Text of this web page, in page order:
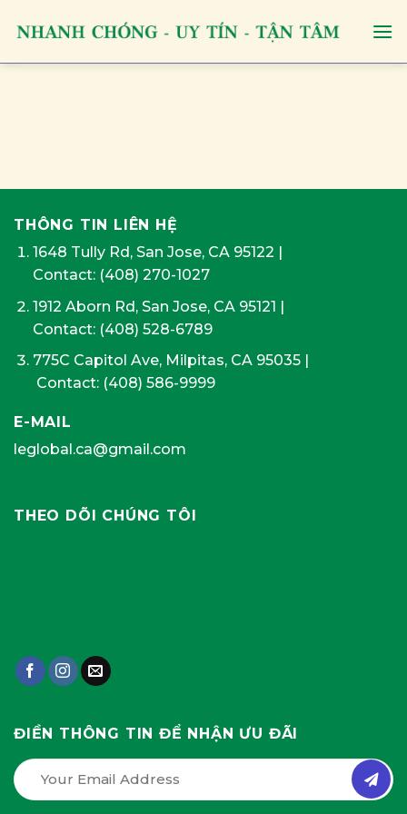
THÔNG TIN LIÊN HỆ
1648 Tully Rd, San Jose, CA 95122 |
Contact: (408) 270-1027
1912 Aborn Rd, San Jose, CA 95121 |
Contact: (408) 528-6789
775C Capitol Ave, Milpitas, CA 95035|
Contact: (408) 586-9999
E-MAIL
leglobal.ca@gmail.com
THEO DÕI CHÚNG TÔI
ĐIỀN THÔNG TIN ĐỂ NHẬN ƯU ĐÃI